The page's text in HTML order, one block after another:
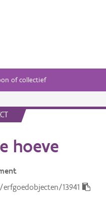
of collectief
hoeve
13941